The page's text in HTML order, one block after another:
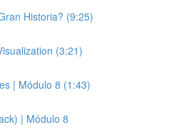
Historia? (9:25)
(3:21)
| Módulo 8 (1:43)
| Módulo 8